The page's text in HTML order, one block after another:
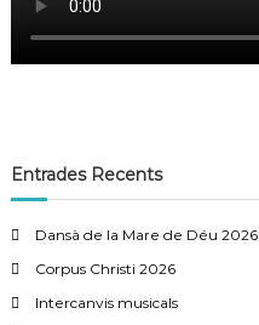
Entrades Recents
Dansà de la Mare de Déu 2026
Corpus Christi 2026
Intercanvis musicals